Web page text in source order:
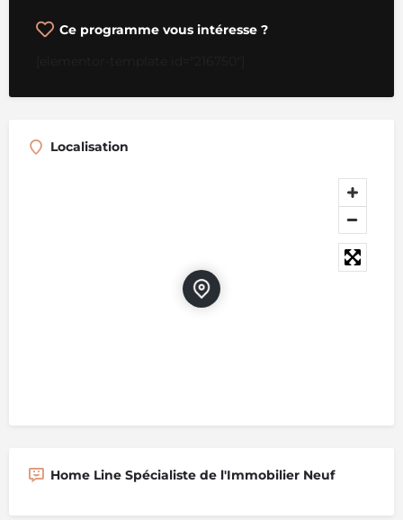
Ce programme vous intéresse ?
Localisation
Home Line Spécialiste de l'Immobilier Neuf